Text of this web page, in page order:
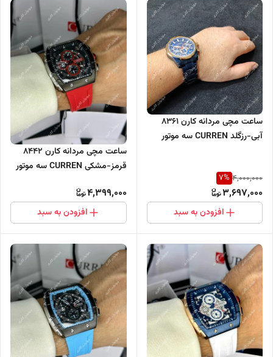
ساعت مچی مردانه کارن 8361
آبی-رزگلد CURREN سه موتور
4,000,000
7%
3,697,000
افزودن به سبد
ساعت مچی مردانه کارن 8442
قرمز-مشکی CURREN سه موتور
4,399,000
افزودن به سبد